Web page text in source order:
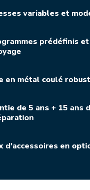
variables et
prédéfinis et
en métal coulé
de 5 ans + 15 ans
d’accessoires en